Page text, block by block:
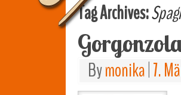
Tag Archives:
Bymonika 7.